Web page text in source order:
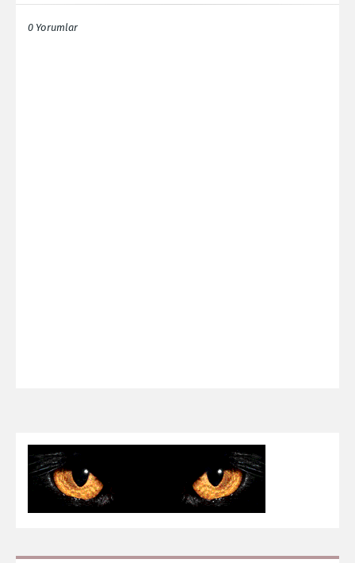
0 Yorumlar